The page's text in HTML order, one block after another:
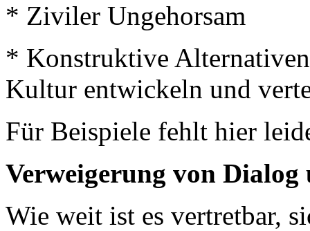
* Ziviler Ungehorsam
* Konstruktive
Kultur entwickeln und
Für Beispiele fehlt hier
Verweigerung von
Wie weit ist es vertretbar,